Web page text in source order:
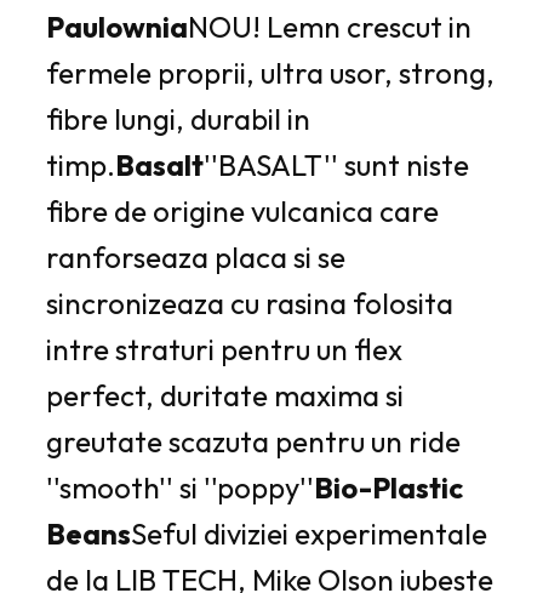
PaulowniaNOU! Lemn crescut in
fermele proprii, ultra usor, strong,
fibre lungi, durabil in
timp.Basalt''BASALT'' sunt niste
fibre de origine vulcanica care
ranforseaza placa si se
sincronizeaza cu rasina folosita
intre straturi pentru un flex
perfect, duritate maxima si
greutate scazuta pentru un ride
''smooth'' si ''poppy''Bio-Plastic
BeansSeful diviziei experimentale
de la LIB TECH, Mike Olson iubeste